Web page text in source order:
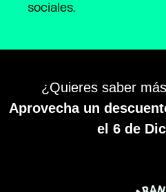
sociales.
¿Quieres saber
Aprovecha un
el 6 de